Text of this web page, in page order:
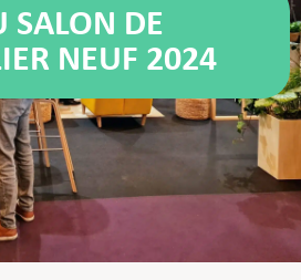
SALON DE
NEUF 2024